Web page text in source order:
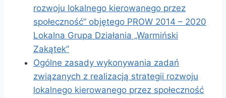
rozwoju lokalnego kierowanego przez
społeczność” objętego PROW 2014 – 2020
Lokalna Grupa Działania „Warmiński
Zakątek”
Ogólne zasady wykonywania zadań
związanych z realizacją strategii rozwoju
lokalnego kierowanego przez społeczność